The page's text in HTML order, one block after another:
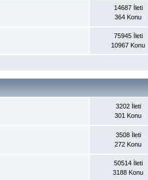
14687 İleti
364 Konu
75945 İleti
10967 Konu
3202 İleti
301 Konu
3508 İleti
272 Konu
50514 İleti
3188 Konu